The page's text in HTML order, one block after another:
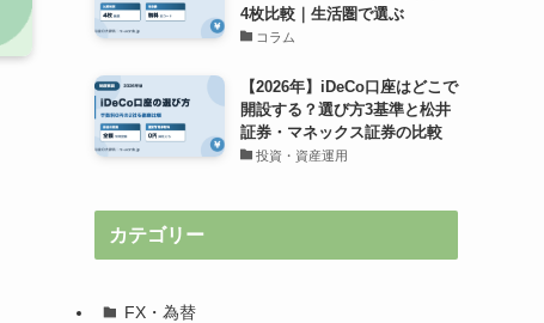
4枚比較｜生活圏で選ぶ
コラム
【2026年】iDeCo口座はどこで
開設する？選び方3基準と松井
証券・マネックス証券の比較
投資・資産運用
カテゴリー
FX・為替